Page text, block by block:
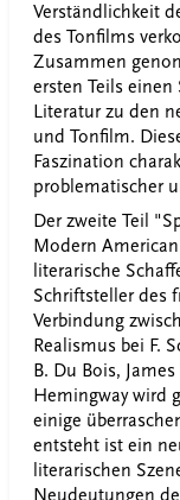
Verständlichkeit
des Tonfilms
Zusammen
ersten Teils
Literatur zu den
und Tonfilm.
Faszination
problematischer
Der zweite Teil
Modern
literarische
Schriftsteller des
Verbindung
Realismus bei F.
B. Du Bois,
Hemingway wird
einige
entsteht ist ein
literarischen